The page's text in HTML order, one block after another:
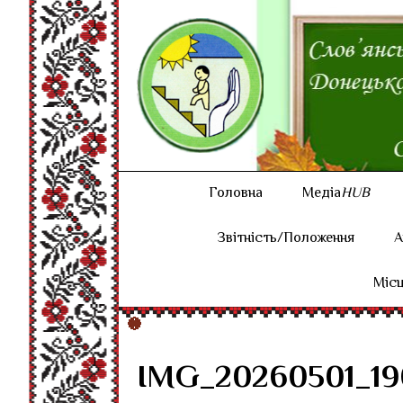
Головна МедіаHUB
Звітність/Положення